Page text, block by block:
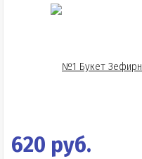
620 руб.